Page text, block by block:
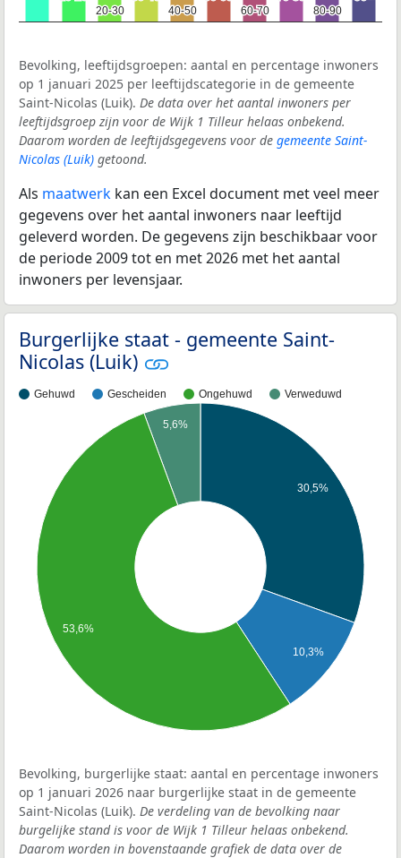
20-30
20-30
40-50
40-50
60-70
60-70
80-90
80-90
Bevolking, leeftijdsgroepen: aantal en percentage inwoners
op 1 januari 2025 per leeftijdscategorie in de gemeente
Saint-Nicolas (Luik). De data over het aantal inwoners per
leeftijdsgroep zijn voor de Wijk 1 Tilleur helaas onbekend.
Daarom worden de leeftijdsgegevens voor de gemeente Saint-
Nicolas (Luik) getoond.
Als maatwerk kan een Excel document met veel meer
gegevens over het aantal inwoners naar leeftijd
geleverd worden. De gegevens zijn beschikbaar voor
de periode 2009 tot en met 2026 met het aantal
inwoners per levensjaar.
Burgerlijke staat - gemeente Saint-
Nicolas (Luik)
Gehuwd Gescheiden Ongehuwd Verweduwd
30,5%
10,3%
5,6%
53,6%
Bevolking, burgerlijke staat: aantal en percentage inwoners
op 1 januari 2026 naar burgerlijke staat in de gemeente
Saint-Nicolas (Luik). De verdeling van de bevolking naar
burgelijke stand is voor de Wijk 1 Tilleur helaas onbekend.
Daarom worden in bovenstaande grafiek de data over de